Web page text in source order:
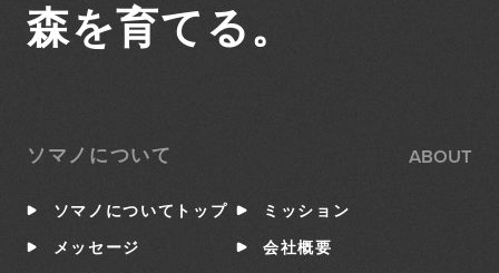
森を育てる。
ソマノについて ABOUT
ソマノについてトップ ミッション
メッセージ 会社概要